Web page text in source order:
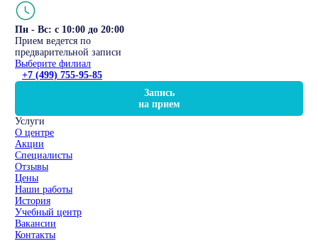
Пн - Вс: с 10:00 до 20:00
Прием ведется по
предварительной записи
Выберите филиал
+7 (499) 755-95-85
Запись
на прием
Услуги
О центре
Акции
Специалисты
Отзывы
Цены
Наши работы
История
Учебный центр
Вакансии
Контакты